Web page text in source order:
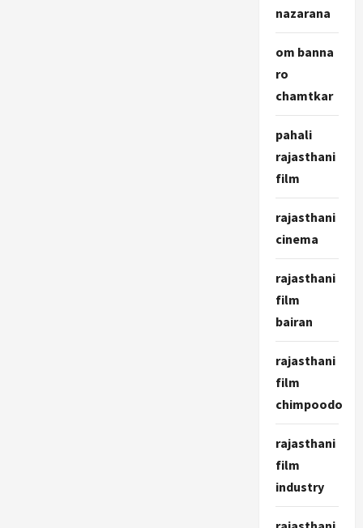
nazarana
om banna
ro
chamtkar
pahali
rajasthani
film
rajasthani
cinema
rajasthani
film
bairan
rajasthani
film
chimpoodo
rajasthani
film
industry